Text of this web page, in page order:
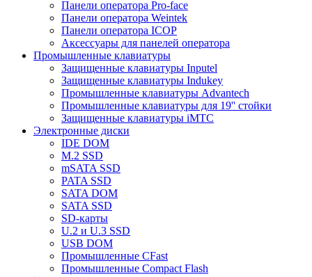
Панели оператора Pro-face
Панели оператора Weintek
Панели оператора ICOP
Аксессуары для панелей оператора
Промышленные клавиатуры
Защищенные клавиатуры Inputel
Защищенные клавиатуры Indukey
Промышленные клавиатуры Advantech
Промышленные клавиатуры для 19'' стойки
Защищенные клавиатуры iMTC
Электронные диски
IDE DOM
M.2 SSD
mSATA SSD
PATA SSD
SATA DOM
SATA SSD
SD-карты
U.2 и U.3 SSD
USB DOM
Промышленные CFast
Промышленные Compact Flash